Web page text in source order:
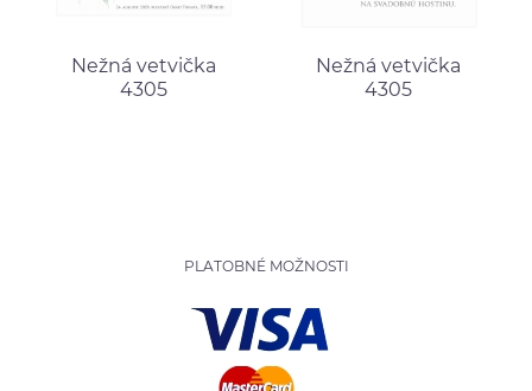
Nežná vetvička
4305
Nežná vetvička
4305
PLATOBNÉ MOŽNOSTI